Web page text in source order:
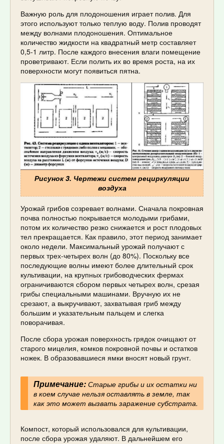
Важную роль для плодоношения играет полив. Для
этого используют только теплую воду. Полив проводят
между волнами плодоношения. Оптимальное
количество жидкости на квадратный метр составляет
0,5-1 литр. После каждого внесения влаги помещение
проветривают. Если полить их во время роста, на их
поверхности могут появиться пятна.
Рисунок 3. Чертежи систем рециркуляции
воздуха
Урожай грибов созревает волнами. Сначала покровная
почва полностью покрывается молодыми грибами,
потом их количество резко снижается и рост плодовых
тел прекращается. Как правило, этот период занимает
около недели. Максимальный урожай получают с
первых трех-четырех волн (до 80%). Поскольку все
последующие волны имеют более длительный срок
культивации, на крупных грибоводческих фермах
ограничиваются сбором первых четырех волн, срезая
грибы специальными машинами. Вручную их не
срезают, а выкручивают, захватывая гриб между
большим и указательным пальцем и слегка
поворачивая.
После сбора урожая поверхность грядок очищают от
старого мицелия, комков покровной почвы и остатков
ножек. В образовавшиеся ямки вносят новый грунт.
Примечание:Старые грибы и их остатки ни
в коем случае нельзя оставлять в земле, так
как это может вызвать заражение субстрата.
Компост, который использовался для культивации,
после сбора урожая удаляют. В дальнейшем его